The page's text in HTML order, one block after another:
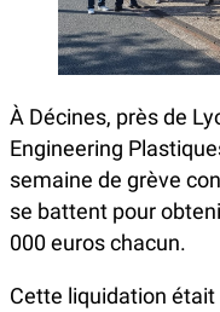
À Décines, près de
Engineering
semaine de grève
se battent pour
000 euros chacun.
Cette liquidation